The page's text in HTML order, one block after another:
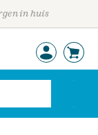
in huis